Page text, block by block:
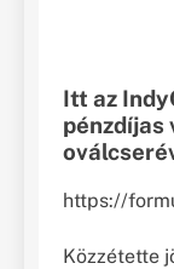
Itt az
pénzdíjas
https://
Közzétette